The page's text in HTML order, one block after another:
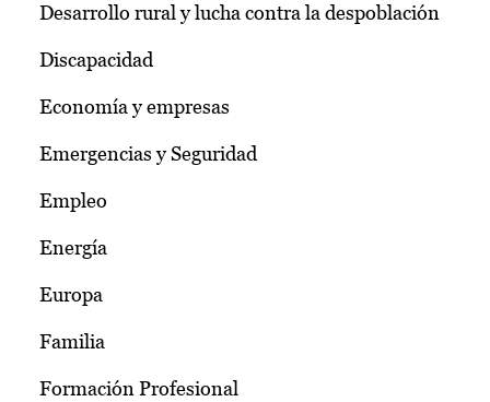
Desarrollo rural y lucha contra la despoblación
Discapacidad
Economía y empresas
Emergencias y Seguridad
Empleo
Energía
Europa
Familia
Formación Profesional